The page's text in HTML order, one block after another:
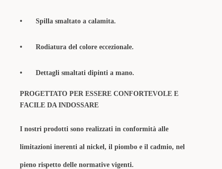
• Spilla smaltato a calamita.
• Rodiatura del colore eccezionale.
• Dettagli smaltati dipinti a mano.
PROGETTATO PER ESSERE CONFORTEVOLE E
FACILE DA INDOSSARE
I nostri prodotti sono realizzati in conformità alle
limitazioni inerenti al nickel, il piombo e il cadmio, nel
pieno rispetto delle normative vigenti.